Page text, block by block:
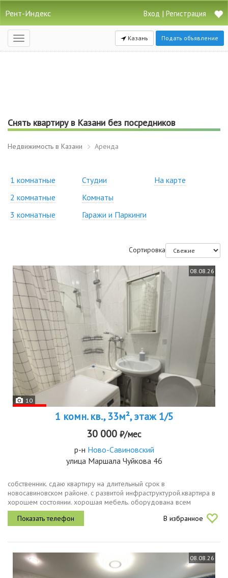
Рент-Индекс Вход | Регистрация
Открыть
навигацию
Казань Подать объявление
Снять квартиру в Казани без посредников
Недвижимость в Казани Аренда
1 комнатные
2 комнатные
3 комнатные
Студии
Комнаты
Гаражи и Паркинги
На карте
Сортировка
08.08.26
10
1 комн. кв., 33м², этаж 1/5
30 000 ₽/мес
р-н Ново-Савиновский
улица Маршала Чуйкова 46
собственник. сдаю квартиру на длительный срок в
новосавиновском районе. с развитой инфраструктурой.квартира в
хорошем состоянии. хорошая мебель. оборудована всем
необходимым для комфортного проживания телевизор,
холодильник, микроволновка,...
В избранное
08.08.26